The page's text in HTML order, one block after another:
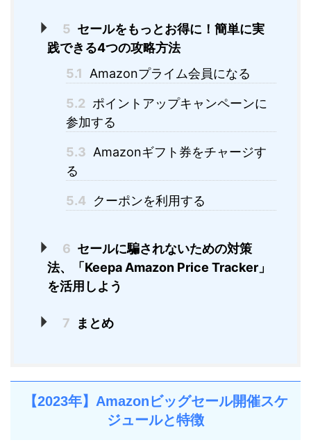
5 セールをもっとお得に！簡単に実
践できる4つの攻略方法
5.1
Amazonプライム会員になる
5.2 ポイントアップキャンペーンに
参加する
5.3 Amazonギフト券をチャージす
る
5.4 クーポンを利用する
6 セールに騙されないための対策
法、「Keepa Amazon Price Tracker」
を活用しよう
7 まとめ
【2023年】Amazonビッグセール開催スケ
ジュールと特徴